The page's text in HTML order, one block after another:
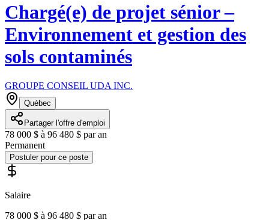
Chargé(e) de projet sénior –
Environnement et gestion des
sols contaminés
GROUPE CONSEIL UDA INC.
Québec
Partager l'offre d'emploi
78 000 $ à 96 480 $ par an
Permanent
Postuler pour ce poste
Salaire
78 000 $ à 96 480 $ par an